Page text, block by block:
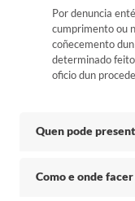
Por denuncia
cumprimento ou
coñecemento
determinado
oficio dun
Quen pode
Como e onde